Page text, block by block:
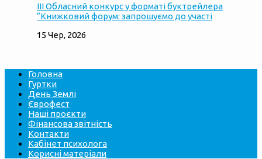
ІІІ Обласний конкурс у форматі буктрейлера
“Книжковий форум: запрошуємо до участі
15 Чер, 2026
Головна
Гуртки
День Землі
Єврофест
Наші проєкти
Фінансова звітність
Контакти
Кабінет психолога
Корисні матеріали